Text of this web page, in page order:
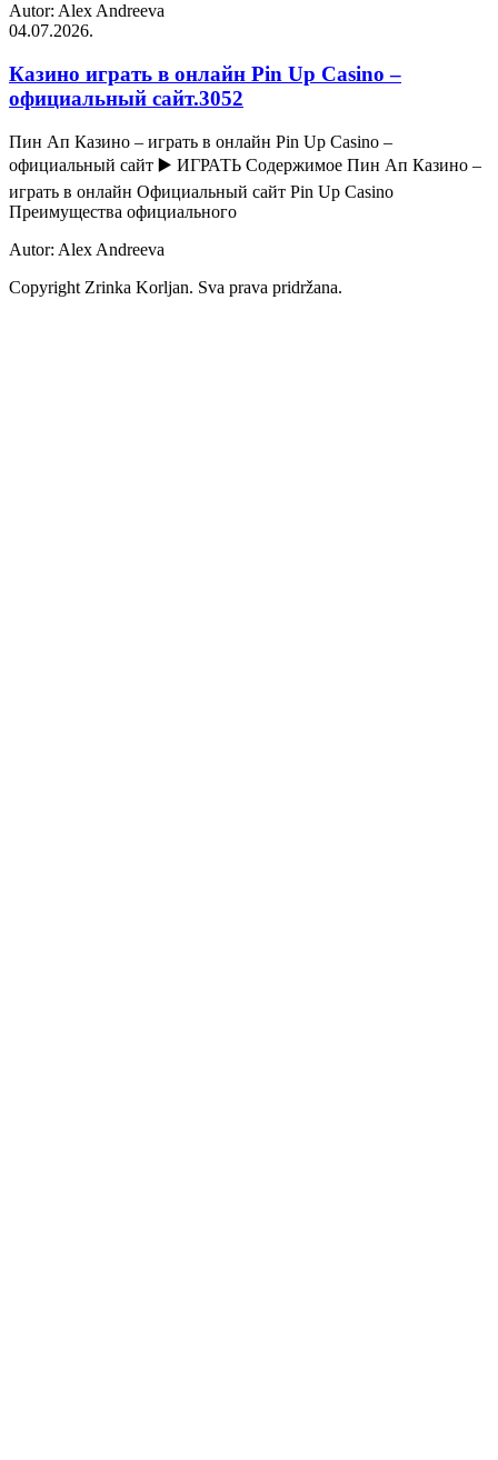
Autor: Alex Andreeva
04.07.2026.
Казино играть в онлайн Pin Up Casino –
официальный сайт.3052
Пин Ап Казино – играть в онлайн Pin Up Casino –
официальный сайт ▶️ ИГРАТЬ Содержимое Пин Ап Казино –
играть в онлайн Официальный сайт Pin Up Casino
Преимущества официального
Autor: Alex Andreeva
Copyright Zrinka Korljan. Sva prava pridržana.